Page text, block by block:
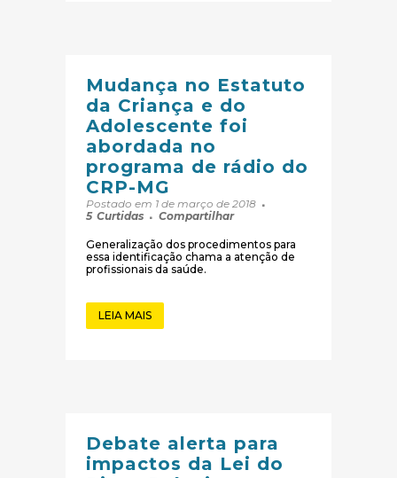
Mudança no Estatuto
da Criança e do
Adolescente foi
abordada no
programa de rádio do
CRP-MG
Postado em 1 de março de 2018
5 Curtidas Compartilhar
Generalização dos procedimentos para
essa identificação chama a atenção de
profissionais da saúde.
LEIA MAIS
Debate alerta para
impactos da Lei do